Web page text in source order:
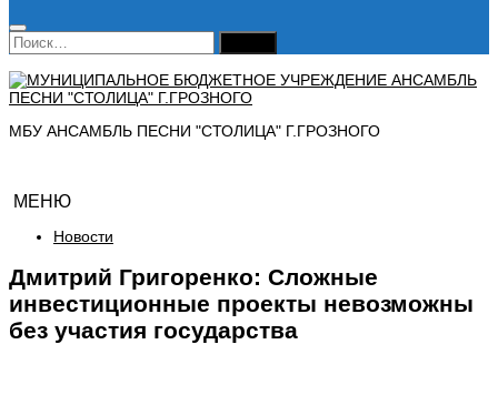
Найти:
МБУ АНСАМБЛЬ ПЕСНИ "СТОЛИЦА" Г.ГРОЗНОГО
МЕНЮ
Новости
Дмитрий Григоренко: Сложные
инвестиционные проекты невозможны
без участия государства